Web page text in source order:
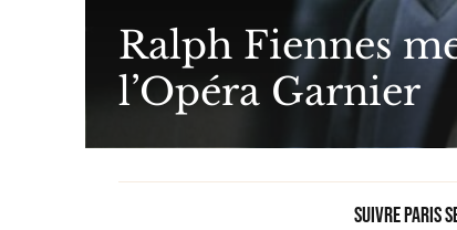
Ralph Fiennes
l’Opéra Garnier
Suivre Paris